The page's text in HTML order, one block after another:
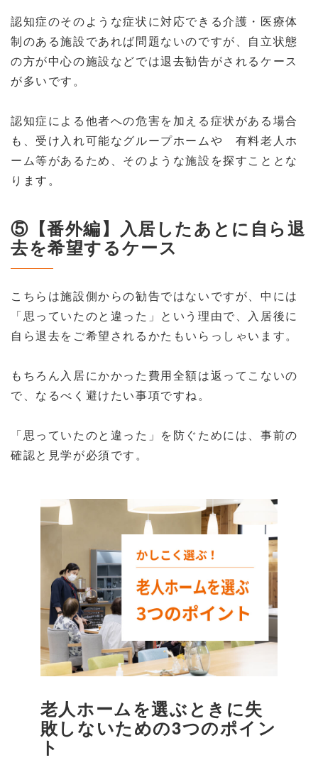
認知症のそのような症状に対応できる介護・医療体
制のある施設であれば問題ないのですが、自立状態
の方が中心の施設などでは退去勧告がされるケース
が多いです。
認知症による他者への危害を加える症状がある場合
も、受け入れ可能なグループホームや 有料老人ホ
ーム等があるため、そのような施設を探すこととな
ります。
⑤【番外編】入居したあとに自ら退
去を希望するケース
こちらは施設側からの勧告ではないですが、中には
「思っていたのと違った」という理由で、入居後に
自ら退去をご希望されるかたもいらっしゃいます。
もちろん入居にかかった費用全額は返ってこないの
で、なるべく避けたい事項ですね。
「思っていたのと違った」を防ぐためには、事前の
確認と見学が必須です。
老人ホームを選ぶときに失
敗しないための3つのポイン
ト